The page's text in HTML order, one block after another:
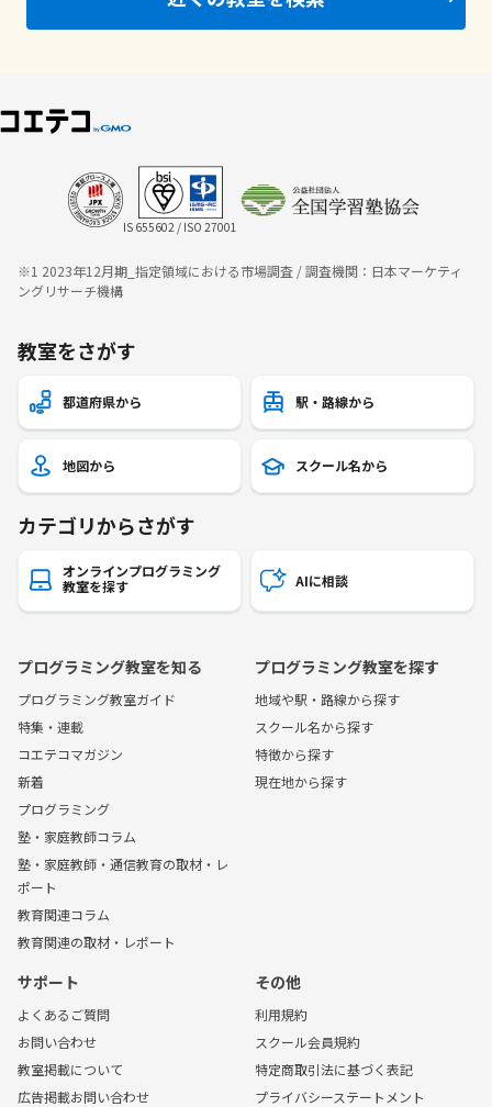
IS 655602 / ISO 27001
※1 2023年12月期_指定領域における市場調査 / 調査機関：日本マーケティ
ングリサーチ機構
教室をさがす
都道府県から 駅・路線から
地図から スクール名から
カテゴリからさがす
オンラインプログラミング
教室を探す
AIに相談
プログラミング教室を知る
プログラミング教室ガイド
特集・連載
コエテコマガジン
新着
プログラミング
塾・家庭教師コラム
塾・家庭教師・通信教育の取材・レ
ポート
教育関連コラム
教育関連の取材・レポート
プログラミング教室を探す
地域や駅・路線から探す
スクール名から探す
特徴から探す
現在地から探す
サポート
よくあるご質問
お問い合わせ
教室掲載について
広告掲載お問い合わせ
その他
利用規約
スクール会員規約
特定商取引法に基づく表記
プライバシーステートメント